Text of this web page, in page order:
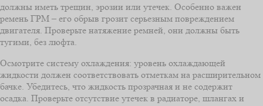
должны иметь трещин, эрозии или утечек. Особенно важен
ремень ГРМ – его обрыв грозит серьезным повреждением
двигателя. Проверьте натяжение ремней, они должны быть
тугими, без люфта.
Осмотрите систему охлаждения: уровень охлаждающей
жидкости должен соответствовать отметкам на расширительном
бачке. Убедитесь, что жидкость прозрачная и не содержит
осадка. Проверьте отсутствие утечек в радиаторе, шлангах и